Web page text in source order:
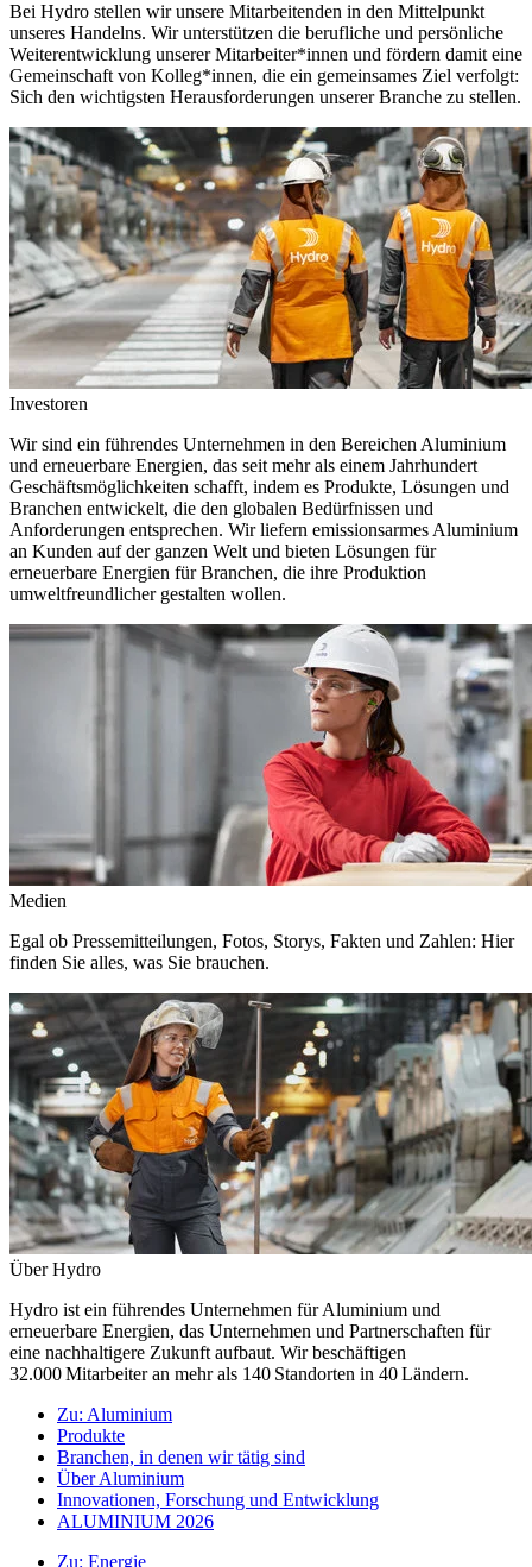
Bei Hydro stellen wir unsere Mitarbeitenden in den Mittelpunkt
unseres Handelns. Wir unterstützen die berufliche und persönliche
Weiterentwicklung unserer Mitarbeiter*innen und fördern damit eine
Gemeinschaft von Kolleg*innen, die ein gemeinsames Ziel verfolgt:
Sich den wichtigsten Herausforderungen unserer Branche zu stellen.
Investoren
Wir sind ein führendes Unternehmen in den Bereichen Aluminium
und erneuerbare Energien, das seit mehr als einem Jahrhundert
Geschäftsmöglichkeiten schafft, indem es Produkte, Lösungen und
Branchen entwickelt, die den globalen Bedürfnissen und
Anforderungen entsprechen. Wir liefern emissionsarmes Aluminium
an Kunden auf der ganzen Welt und bieten Lösungen für
erneuerbare Energien für Branchen, die ihre Produktion
umweltfreundlicher gestalten wollen.
Medien
Egal ob Pressemitteilungen, Fotos, Storys, Fakten und Zahlen: Hier
finden Sie alles, was Sie brauchen.
Über Hydro
Hydro ist ein führendes Unternehmen für Aluminium und
erneuerbare Energien, das Unternehmen und Partnerschaften für
eine nachhaltigere Zukunft aufbaut. Wir beschäftigen
32.000 Mitarbeiter an mehr als 140 Standorten in 40 Ländern.
Zu: Aluminium
Produkte
Branchen, in denen wir tätig sind
Über Aluminium
Innovationen, Forschung und Entwicklung
ALUMINIUM 2026
Zu: Energie